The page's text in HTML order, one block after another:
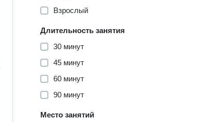
Взрослый
Длительность занятия
30 минут
45 минут
60 минут
90 минут
Место занятий